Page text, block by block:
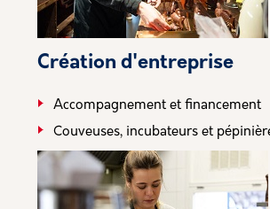
Création d'entreprise
Accompagnement et financement
Couveuses, incubateurs et